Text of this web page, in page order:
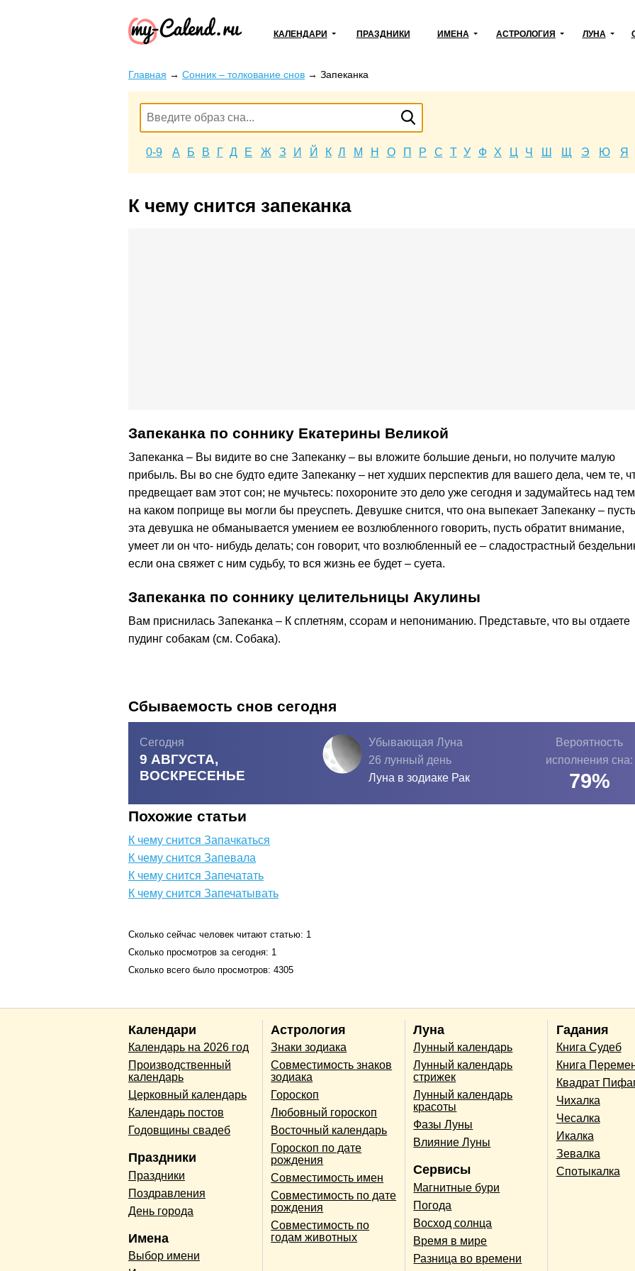
КАЛЕНДАРИ ПРАЗДНИКИ ИМЕНА АСТРОЛОГИЯ ЛУНА
Главная → Сонник – толкование снов → Запеканка
0-9 А Б В Г Д Е Ж З И Й К Л М Н О П Р С Т У Ф Х Ц Ч Ш Щ Э Ю Я
К чему снится запеканка
Запеканка по соннику Екатерины Великой
Запеканка – Вы видите во сне Запеканку – вы вложите большие деньги, но получите малую
прибыль. Вы во сне будто едите Запеканку – нет худших перспектив для вашего дела, чем те,
предвещает вам этот сон; не мучьтесь: похороните это дело уже сегодня и задумайтесь над
на каком поприще вы могли бы преуспеть. Девушке снится, что она выпекает Запеканку – пусть
эта девушка не обманывается умением ее возлюбленного говорить, пусть обратит внимание,
умеет ли он что- нибудь делать; сон говорит, что возлюбленный ее – сладострастный
если она свяжет с ним судьбу, то вся жизнь ее будет – суета.
Запеканка по соннику целительницы Акулины
Вам приснилась Запеканка – К сплетням, ссорам и непониманию. Представьте, что вы отдаете
пудинг собакам (см. Собака).
Сбываемость снов сегодня
Сегодня
9 АВГУСТА,
ВОСКРЕСЕНЬЕ
Убывающая Луна
26 лунный день
Луна в зодиаке Рак
Вероятность
исполнения сна:
79%
Похожие статьи
К чему снится Запачкаться
К чему снится Запевала
К чему снится Запечатать
К чему снится Запечатывать
Сколько сейчас человек читают статью: 1
Сколько просмотров за сегодня: 1
Сколько всего было просмотров: 4305
Календари
Календарь на 2026 год
Производственный
календарь
Церковный календарь
Календарь постов
Годовщины свадеб
Праздники
Праздники
Поздравления
День города
Имена
Выбор имени
Астрология
Знаки зодиака
Совместимость знаков
зодиака
Гороскоп
Любовный гороскоп
Восточный календарь
Гороскоп по дате
рождения
Совместимость имен
Совместимость по дате
рождения
Совместимость по
годам животных
Луна
Лунный календарь
Лунный календарь
стрижек
Лунный календарь
красоты
Фазы Луны
Влияние Луны
Сервисы
Магнитные бури
Погода
Восход солнца
Время в мире
Разница во времени
Гадания
Книга Судеб
Книга
Квадрат
Чихалка
Чесалка
Икалка
Зевалка
Спотыкалка